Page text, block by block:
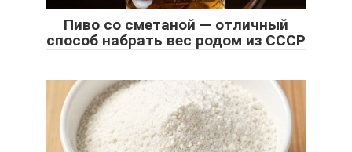
Пиво со сметаной — отличный
способ набрать вес родом из СССР